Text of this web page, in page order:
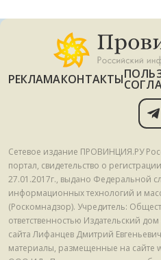
РЕКЛАМАКОНТАКТЫ
Сетевое издание ПРОВИНЦИЯ.РУ
портал, свидетельство о
27.01.2017г., выдано Федеральной
информационных технологий и
(Роскомнадзор). Учредитель:
ответственностью Издательский
сайта Лифанцев Дмитрий
материалы, размещенные на сайте